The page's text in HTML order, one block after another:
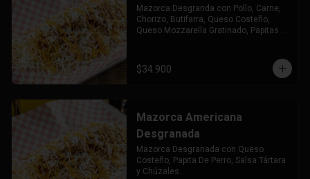
Mazorca Desgranda con Pollo, Carne,
Chorizo, Butifarra, Queso Costeño,
Queso Mozzarella Gratinado, Papitas
$34.900
Mazorca Americana
Desgranada
Mazorca Desgranada con Queso
Costeño, Papita De Perro, Salsa Tártara
y Chúzales.